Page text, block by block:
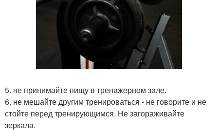
5. не принимайте пищу в тренажерном зале.
6. не мешайте другим тренироваться - не говорите и не
стойте перед тренирующимся. Не загораживайте
зеркала.